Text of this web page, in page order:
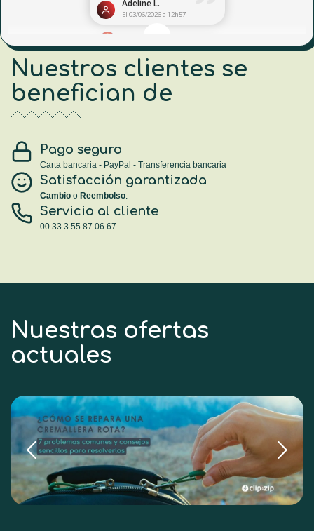
Nuestros clientes se
benefician de
Pago seguro
Carta bancaria - PayPal - Transferencia bancaria
Satisfacción garantizada
Cambio o Reembolso
Servicio al cliente
00 33 3 55 87 06 67
Nuestras ofertas
actuales